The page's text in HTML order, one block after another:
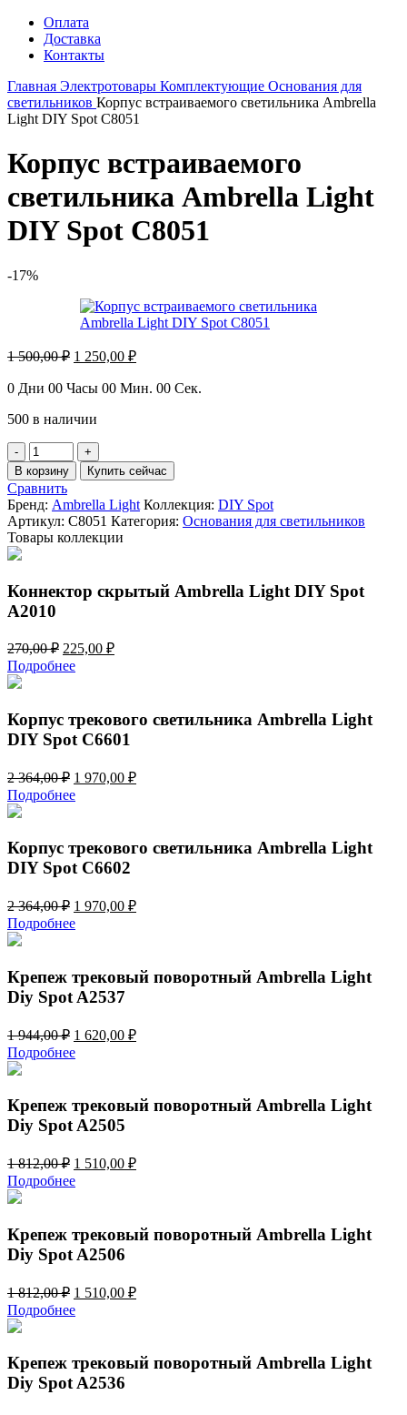
Оплата
Доставка
Контакты
Главная Электротовары Комплектующие Основания для
светильников Корпус встраиваемого светильника Ambrella
Light DIY Spot C8051
Корпус встраиваемого
светильника Ambrella Light
DIY Spot C8051
-17%
1 500,00₽ Первоначальная
составляла
500,00 ₽.
1 250,00 ₽Текущая
1
0 Дни 00 Часы 00 Мин. 00 Сек.
500 в наличии
Количество
товара
Корпус
встраиваемого
светильника
Ambrella
Light
C8051
В корзину Купить сейчас
Сравнить
Бренд: Ambrella Light Коллекция: DIY Spot
Артикул: C8051 Категория: Основания для светильников
Товары коллекции
Коннектор скрытый Ambrella Light DIY Spot
A2010
270,00₽ Первоначальная
цена
составляла
225,00 ₽Текущая
Подробнее
Корпус трекового светильника Ambrella Light
DIY Spot C6601
2 364,00₽ Первоначальная
цена
составляла
364,00 ₽.
1 970,00 ₽Текущая
Подробнее
Корпус трекового светильника Ambrella Light
DIY Spot C6602
2 364,00₽ Первоначальная
цена
составляла
1 970,00 ₽Текущая
Подробнее
Крепеж трековый поворотный Ambrella Light
Diy Spot A2537
1 944,00₽ Первоначальная
цена
составляла
944,00 ₽.
1 620,00 ₽Текущая
Подробнее
Крепеж трековый поворотный Ambrella Light
Diy Spot A2505
1 812,00₽ Первоначальная
цена
составляла
1 510,00 ₽Текущая
Подробнее
Крепеж трековый поворотный Ambrella Light
Diy Spot A2506
1 812,00₽ Первоначальная
цена
составляла
812,00 ₽.
1 510,00 ₽Текущая
Подробнее
Крепеж трековый поворотный Ambrella Light
Diy Spot A2536